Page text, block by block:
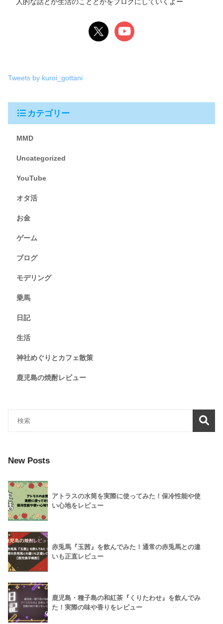
人的な話とか生活のこととかをブログにしていくよー
Tweets by kuroi_gottani
カテゴリー
MMD
Uncategorized
YouTube
オタ活
お金
ゲーム
ブログ
モデリング
乗馬
日記
生活
神社めぐりとカフェ散策
鹿児島の焼酎レビュー
New Posts
アトラスの水筒を実際に使ってみた！保冷性能や使
い心地をレビュー
赤兎馬『玉茜』を飲んでみた！通常の赤兎馬との違
いも正直レビュー
鹿児島・種子島の和紅茶『くりたわせ』を飲んでみ
た！実際の味や香りをレビュー